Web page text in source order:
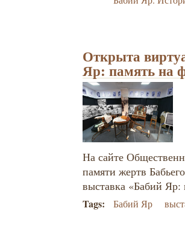
Открыта
Яр: память на
На сайте
памяти жертв
выставка «Бабий
Tags: Бабий Яр